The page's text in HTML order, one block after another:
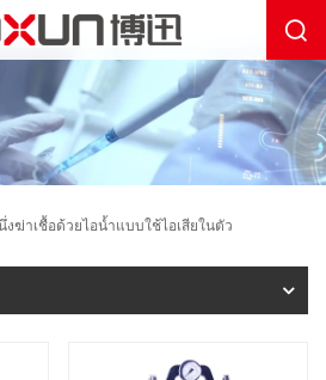
งฆ่าเชื้อด้วยไอน้ำแบบใช้ไอเสียในตัว